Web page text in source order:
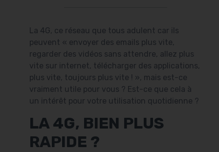
La 4G, ce réseau que tous adulent car ils
peuvent « envoyer des emails plus vite,
regarder des vidéos sans attendre, allez plus
vite sur internet, télécharger des applications,
plus vite, toujours plus vite ! », mais est-ce
vraiment utile pour vous ? Est-ce que cela à
un intérêt pour votre utilisation quotidienne ?
LA 4G, BIEN PLUS
RAPIDE ?